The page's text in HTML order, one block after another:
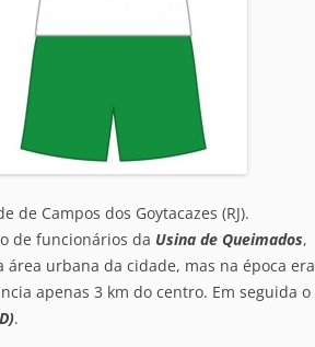
de Campos dos Goytacazes (RJ).
de funcionários da Usina de Queimados,
urbana da cidade, mas na época era
apenas 3 km do centro. Em seguida o
.